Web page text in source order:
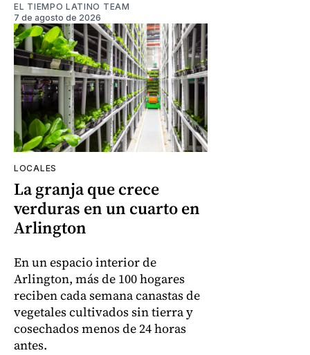
EL TIEMPO LATINO TEAM
7 de agosto de 2026
LOCALES
La granja que crece
verduras en un cuarto en
Arlington
En un espacio interior de
Arlington, más de 100 hogares
reciben cada semana canastas de
vegetales cultivados sin tierra y
cosechados menos de 24 horas
antes.